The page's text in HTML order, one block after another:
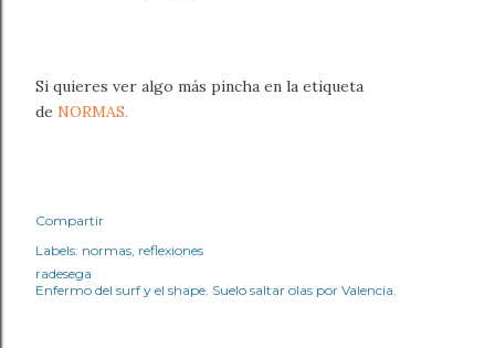
Si quieres ver algo más pincha en la etiqueta
de NORMAS.
Compartir
Labels: normas reflexiones
radesega
Enfermo del surf y el shape. Suelo saltar olas por Valencia.